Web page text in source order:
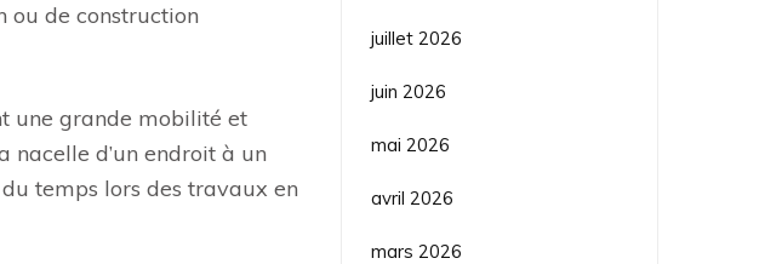
ou de construction
une grande mobilité et
d’un endroit à un
temps lors des travaux en
juillet 2026
juin 2026
mai 2026
avril 2026
mars 2026